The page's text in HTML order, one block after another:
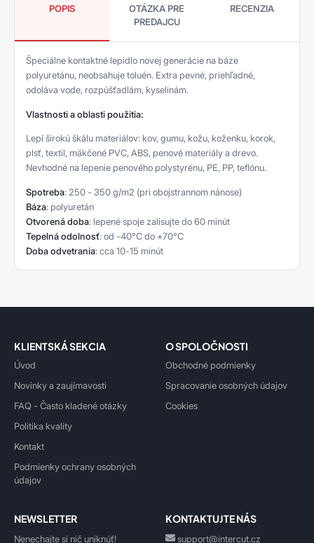
POPIS
OTÁZKA PRE
PREDAJCU
RECENZIA
Špeciálne kontaktné lepidlo novej generácie na báze
polyuretánu, neobsahuje toluén. Extra pevné, priehľadné,
odoláva vode, rozpúšťadlám, kyselinám.
Vlastnosti a oblasti použitia:
Lepí širokú škálu materiálov: kov, gumu, kožu, koženku, korok,
plsť, textil, mäkčené PVC, ABS, penové materiály a drevo.
Nevhodné na lepenie penového polystyrénu, PE, PP, teflónu.
Spotreba: 250 - 350 g/m2 (pri obojstrannom nánose)
Báza: polyuretán
Otvorená doba: lepené spoje zalisujte do 60 minút
Tepelná odolnosť: od -40°C do +70°C
Doba odvetrania: cca 10-15 minút
KLIENTSKÁ SEKCIA
Úvod
Novinky a zaujímavosti
FAQ - Často kladené otázky
Politika kvality
Kontakt
Podmienky ochrany osobných
údajov
O SPOLOČNOSTI
Obchodné podmienky
Spracovanie osobných údajov
Cookies
NEWSLETTER
Nenechajte si nič uniknúť!
KONTAKTUJTE NÁS
support@intercut.cz